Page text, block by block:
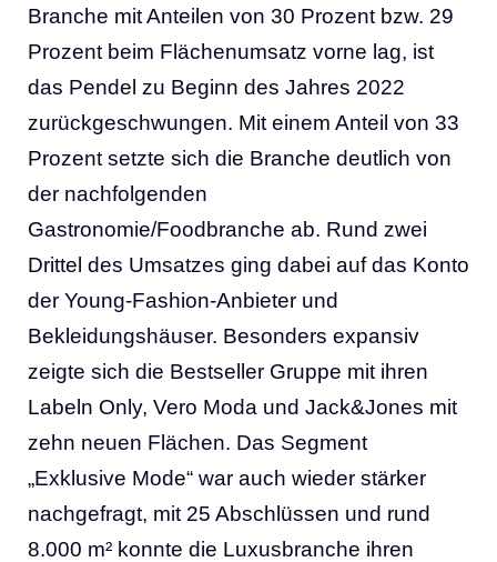
Branche mit Anteilen von 30 Prozent bzw. 29
Prozent beim Flächenumsatz vorne lag, ist
das Pendel zu Beginn des Jahres 2022
zurückgeschwungen. Mit einem Anteil von 33
Prozent setzte sich die Branche deutlich von
der nachfolgenden
Gastronomie/Foodbranche ab. Rund zwei
Drittel des Umsatzes ging dabei auf das Konto
der Young-Fashion-Anbieter und
Bekleidungshäuser. Besonders expansiv
zeigte sich die Bestseller Gruppe mit ihren
Labeln Only, Vero Moda und Jack&Jones mit
zehn neuen Flächen. Das Segment
„Exklusive Mode“ war auch wieder stärker
nachgefragt, mit 25 Abschlüssen und rund
8.000 m² konnte die Luxusbranche ihren